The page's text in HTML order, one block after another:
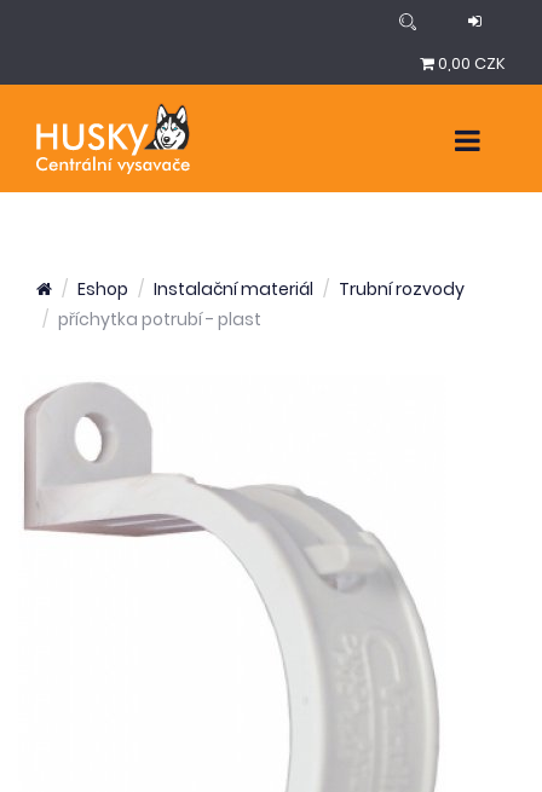
0,00 CZK
Eshop Instalační materiál
Trubní rozvody
příchytka potrubí - plast